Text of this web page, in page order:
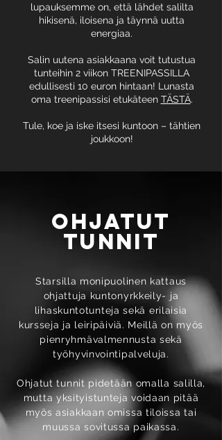
lupauksemme on, että lähdet salilta
hikisenä, iloisena ja täynnä uutta
energiaa.
Salin uutena asiakkaana voit tutustua
tunteihin 2 viikon TREENIPASSILLA
edullisesti 10 euron hintaan! Lunasta
oma treenipassisi etukäteen TÄSTÄ.
Tule, koe ja iske itsesi kuntoon – tähtien
joukkoon!
OHJATUT
TUNNIT
Starsilla monipuolinen kattaus
ohjattuja kuntonyrkkeily- ja
lihaskuntotunteja sekä erilaisia
kursseja ja leiripäiviä. Meillä on myös
pienryhmävalmennusta sekä
työhyvinvointipalveluja.
Ohjatut tunnit pidetään omalla salilla,
mutta yksityistunteja voidaan pitää
myös asiakkaan omissa tiloissa tai
muussa sovitussa paikassa.